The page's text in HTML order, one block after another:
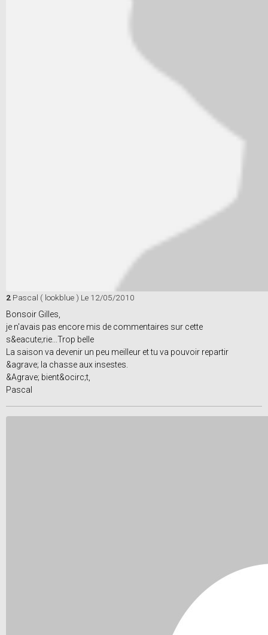
2 Pascal ( lookblue ) Le 12/05/2010
Bonsoir Gilles,
je n'avais pas encore mis de commentaires sur cette
s&eacute;rie...Trop belle
La saison va devenir un peu meilleur et tu va pouvoir repartir
&agrave; la chasse aux insestes.
&Agrave; bient&ocirc;t,
Pascal